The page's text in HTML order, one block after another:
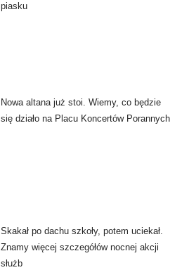
piasku
Nowa altana już stoi. Wiemy, co będzie
się działo na Placu Koncertów Porannych
Skakał po dachu szkoły, potem uciekał.
Znamy więcej szczegółów nocnej akcji
służb